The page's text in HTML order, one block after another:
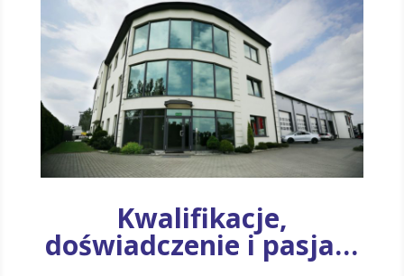
Kwalifikacje,
doświadczenie i pasja…